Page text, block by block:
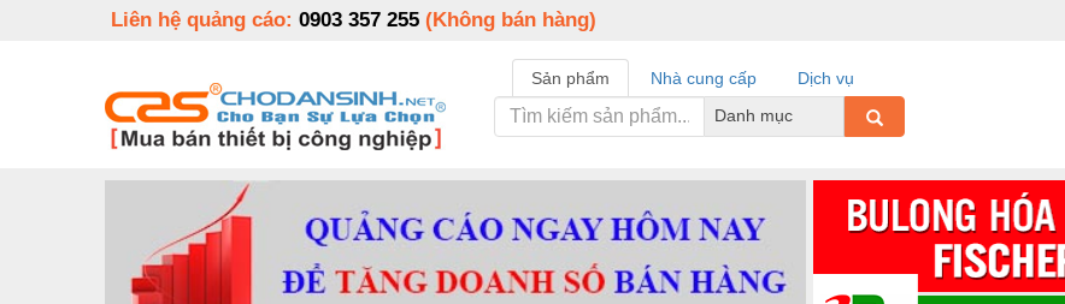
Liên hệ quảng cáo: 0903 357 255 (Không bán hàng)
Sản phẩm Nhà cung cấp
Dịch vụ
Danh mục